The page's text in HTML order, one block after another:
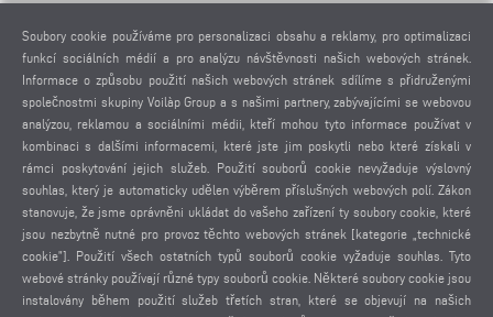
PRÁVNÍ UPOZORNĚNÍ
IMPRESUM
POUŽITÉ FOTOGRAFIE
OCHRANA OSOBNÍCH ÚDAJŮ
OCHRANA OSOBNÍCH ÚDAJŮ MEZINÁRODNĚ
VŠEOBECNÉ PODMÍNKY PRODEJE
DOHODA O DÁLKOVÉ ÚDRŽBĚ
NASTAVENÍ COOKIES
KODEX CHOVÁNÍ DODAVATELŮ
Soubory cookie používáme pro personalizaci obsahu a reklamy, pro optimalizaci
funkcí sociálních médií a pro analýzu návštěvnosti našich webových stránek.
Informace o způsobu použití našich webových stránek sdílíme s přidruženými
společnostmi skupiny Voilàp Group a s našimi partnery, zabývajícími se webovou
analýzou, reklamou a sociálními médii, kteří mohou tyto informace používat v
kombinaci s dalšími informacemi, které jste jim poskytli nebo které získali v
rámci poskytování jejich služeb. Použití souborů cookie nevyžaduje výslovný
souhlas, který je automaticky udělen výběrem příslušných webových polí. Zákon
stanovuje, že jsme oprávněni ukládat do vašeho zařízení ty soubory cookie, které
jsou nezbytně nutné pro provoz těchto webových stránek [kategorie „technické
cookie”]. Použití všech ostatních typů souborů cookie vyžaduje souhlas. Tyto
webové stránky používají různé typy souborů cookie. Některé soubory cookie jsou
instalovány během použití služeb třetích stran, které se objevují na našich